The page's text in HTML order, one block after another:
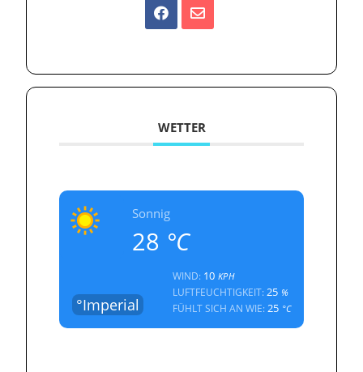
WETTER
Sonnig
28 °C
°Imperial
WIND: 10 KPH
LUFTFEUCHTIGKEIT:25 %
FÜHLT SICH AN WIE:25 °C